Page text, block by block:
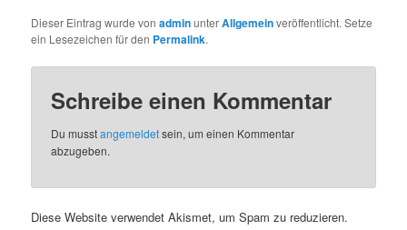
Dieser Eintrag wurde vonadminunterAllgemeinveröffentlicht. Setze
ein Lesezeichen für den Permalink.
Schreibe einen Kommentar
Du musstangemeldetsein, um einen Kommentar
abzugeben.
Diese Website verwendet Akismet, um Spam zu reduzieren.